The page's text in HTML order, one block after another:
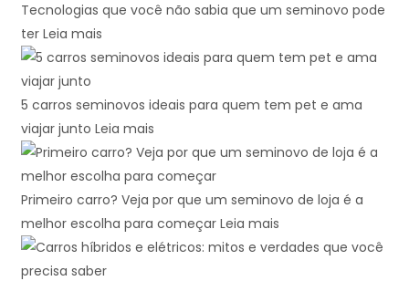
Tecnologias que você não sabia que um seminovo pode
ter Leia mais
5 carros seminovos ideais para quem tem pet e ama
viajar junto Leia mais
Primeiro carro? Veja por que um seminovo de loja é a
melhor escolha para começar Leia mais